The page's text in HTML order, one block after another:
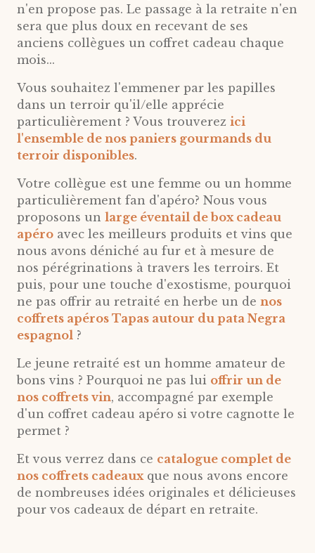
n'en propose pas. Le passage à la retraite n'en
sera que plus doux en recevant de ses
anciens collègues un coffret cadeau chaque
mois...
Vous souhaitez l'emmener par les papilles
dans un terroir qu'il/elle apprécie
particulièrement ? Vous trouverez ici
l'ensemble de nos paniers gourmands du
terroir disponibles.
Votre collègue est une femme ou un homme
particulièrement fan d'apéro? Nous vous
proposons un large éventail de box cadeau
apéro avec les meilleurs produits et vins que
nous avons déniché au fur et à mesure de
nos pérégrinations à travers les terroirs. Et
puis, pour une touche d'exostisme, pourquoi
ne pas offrir au retraité en herbe un de nos
coffrets apéros Tapas autour du pata Negra
espagnol ?
Le jeune retraité est un homme amateur de
bons vins ? Pourquoi ne pas lui offrir un de
nos coffrets vin, accompagné par exemple
d'un coffret cadeau apéro si votre cagnotte le
permet ?
Et vous verrez dans ce catalogue complet de
nos coffrets cadeaux que nous avons encore
de nombreuses idées originales et délicieuses
pour vos cadeaux de départ en retraite.